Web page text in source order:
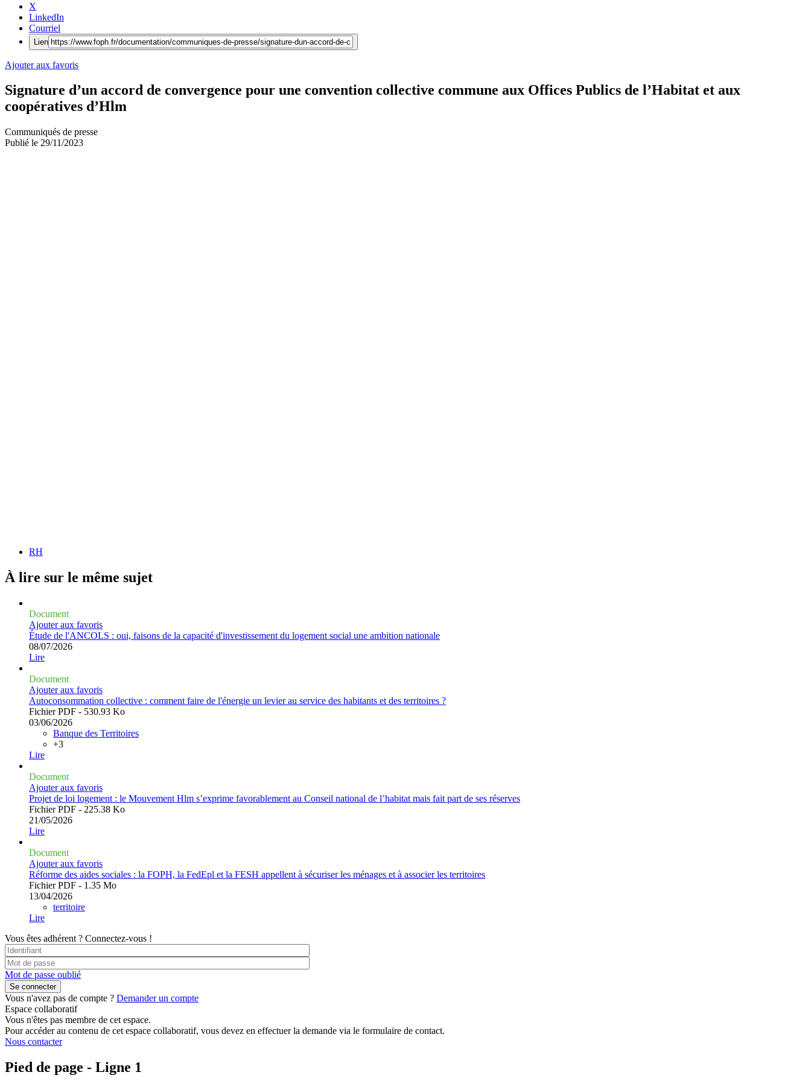
X
LinkedIn
Courriel
Lien
Ajouter aux favoris
Signature d’un accord de convergence pour une convention collective commune aux Offices Publics de l’Habitat et aux
coopératives d’Hlm
Communiqués de presse
Publié le 29/11/2023
RH
À lire sur le même sujet
Document
Ajouter aux favoris
Étude de l'ANCOLS : oui, faisons de la capacité d'investissement du logement social une ambition nationale
08/07/2026
Lire
Document
Ajouter aux favoris
Autoconsommation collective : comment faire de l'énergie un levier au service des habitants et des territoires ?
Fichier PDF - 530.93 Ko
03/06/2026
Banque des Territoires
+3
Lire
Document
Ajouter aux favoris
Projet de loi logement : le Mouvement Hlm s’exprime favorablement au Conseil national de l’habitat mais fait part de ses réserves
Fichier PDF - 225.38 Ko
21/05/2026
Lire
Document
Ajouter aux favoris
Réforme des aides sociales : la FOPH, la FedEpl et la FESH appellent à sécuriser les ménages et à associer les territoires
Fichier PDF - 1.35 Mo
13/04/2026
territoire
Lire
Vous êtes adhérent ? Connectez-vous !
Mot de passe oublié
Vous n'avez pas de compte ? Demander un compte
Espace collaboratif
Vous n'êtes pas membre de cet espace.
Pour accéder au contenu de cet espace collaboratif, vous devez en effectuer la demande via le formulaire de contact.
Nous contacter
Pied de page - Ligne 1